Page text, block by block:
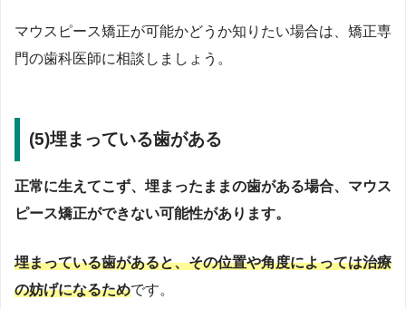
マウスピース矯正が可能かどうか知りたい場合は、矯正専
門の歯科医師に相談しましょう。
(5)埋まっている歯がある
正常に生えてこず、埋まったままの歯がある場合、マウス
ピース矯正ができない可能性があります。
埋まっている歯があると、その位置や角度によっては治療
の妨げになるためです。